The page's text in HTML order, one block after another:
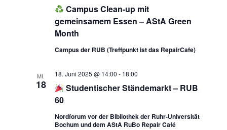
Campus Clean-up mit
gemeinsamem Essen – AStA Green
Month
Campus der RUB (Treffpunkt ist das RepairCafe)
MI.
18
Studentischer Ständemarkt – RUB
60
18. Juni 2025 @ 14:00 - 18:00
Nordforum vor der Bibliothek der Ruhr-Universität
Bochum und dem AStA RuBo Repair Café